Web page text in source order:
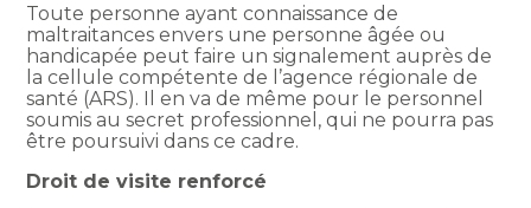
Toute personne ayant connaissance de
maltraitances envers une personne âgée ou
handicapée peut faire un signalement auprès de
la cellule compétente de l’agence régionale de
santé (ARS). Il en va de même pour le personnel
soumis au secret professionnel, qui ne pourra pas
être poursuivi dans ce cadre.
Droit de visite renforcé